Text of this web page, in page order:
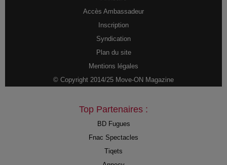
Accès Ambassadeur
Inscription
Syndication
Plan du site
Mentions légales
© Copyright 2014/25 Move-ON Magazine
Top Partenaires :
BD Fugues
Fnac Spectacles
Tiqets